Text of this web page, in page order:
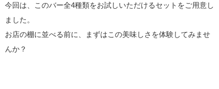
今回は、このバー全4種類をお試しいただけるセットをご用意し
ました。
お店の棚に並べる前に、まずはこの美味しさを体験してみませ
んか？